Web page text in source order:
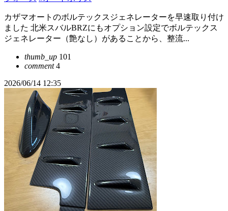
カザマオートのボルテックスジェネレーターを早速取り付け
ました 北米スバルBRZにもオプション設定でボルテックス
ジェネレーター（艶なし）があることから、整流...
thumb_up 101
comment4
2026/06/14 12:35